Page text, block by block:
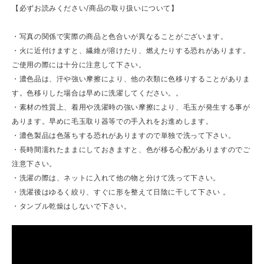
【必ずお読みください/商品の取り扱いについて】
・写真の関係で実際の商品と色合いが異なることがございます。
・火に近付けますと、繊維が溶けたり、燃えたりする恐れがあります。
ご使用の際には十分に注意して下さい。
・濃色品は、汗や強い摩擦により、他の衣類に色移りすることがありま
す。色移りした場合は早めに洗濯してください。。
・素材の性質上、着用や洗濯時の強い摩擦により、毛玉が発生する事が
あります。早めに毛玉取り器等での手入れをお進めします。
・濃色製品は色落ちする恐れがありますので単独で洗って下さい。
・長時間濡れたままにしておきますと、色が移る心配がありますのでご
注意下さい。
・洗濯の際は、ネットに入れて他の物と分けて洗って下さい。
・洗濯後はゆるく絞り、すぐに形を整えて日陰に干して下さい 。
・タンブル乾燥はしないで下さい。